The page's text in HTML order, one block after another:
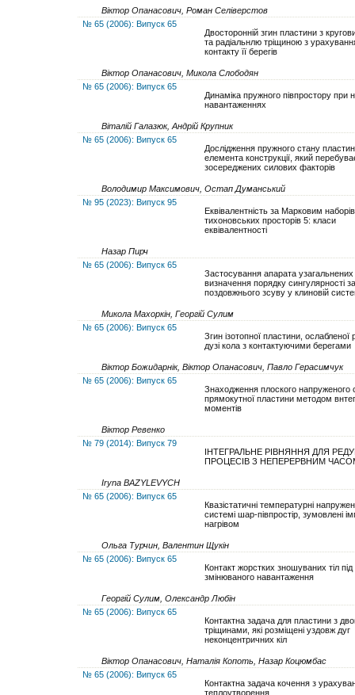
Віктор Опанасович, Роман Селіверстов
№ 65 (2006): Випуск 65
Двосторонній згин пластини з
та радіальнлю тріщиною з
контакту її берегів
Віктор Опанасович, Микола Слободян
№ 65 (2006): Випуск 65
Динаміка пружного півпростору при
навантаженнях
Віталій Галазюк, Андрій Крупник
№ 65 (2006): Випуск 65
Дослідження пружного стану
елемента конструкції, який
зосереджених силових факторів
Володимир Максимович, Остап Думанський
№ 95 (2023): Випуск 95
Еквівалентність за Марковим наборів
тихоновських просторів 5: класи
еквівалентності
Назар Пирч
№ 65 (2006): Випуск 65
Застосування апарата узагальнених
визначення порядку сингулярності за
поздовжнього зсуву у клиновій
Микола Махоркін, Георгій Сулим
№ 65 (2006): Випуск 65
Згин ізотопної пластини, ослабленої
дузі кола з контактуючими берегами
Віктор Божидарнік, Віктор Опанасович, Павло Герасимчук
№ 65 (2006): Випуск 65
Знаходження плоского напруженого
прямокутної пластини методом
моментів
Віктор Ревенко
№ 79 (2014): Випуск 79
ІНТЕГРАЛЬНЕ РІВНЯННЯ ДЛЯ
ПРОЦЕСІВ З НЕПЕРЕРВНИМ
Iryna BAZYLEVYCH
№ 65 (2006): Випуск 65
Квазістатичні температурні
системі шар-півпростір, зумовлені
нагрівом
Ольга Турчин, Валентин Щукін
№ 65 (2006): Випуск 65
Контакт жорстких зношуваних тіл під
змінюваного навантаження
Георгій Сулим, Олександр Любін
№ 65 (2006): Випуск 65
Контактна задача для пластини з
тріщинами, які розміщені уздовж дуг
неконцентричних кіл
Віктор Опанасович, Наталія Копоть, Назар Коцюмбас
№ 65 (2006): Випуск 65
Контактна задача кочення з
теплоутворення